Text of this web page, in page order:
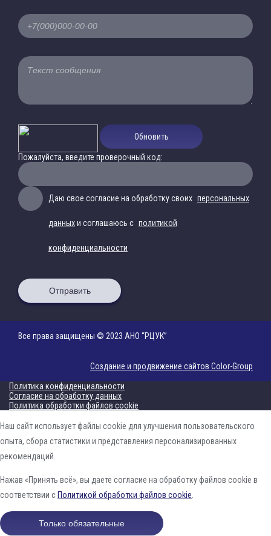
Обновить
Пожалуйста, введите проверочный код:
Даю свое согласие на обработку своих персональных
данныхи соглашаюсь с политикой
конфиденциальности
Отправить
Все права защищены © 2023 АНО “РЦУК”
Создание и продвижение сайтов Color-Group
Политика конфиденциальности
Согласие на обработку данных
Политика обработки файлов cookie
Наш сайт использует файлы cookie для улучшения пользовательского
опыта, сбора статистики и представления персонализированных
рекомендаций.
Нажав «Принять всё», вы даете согласие на обработку файлов cookie в
соответствии с Политикой обработки файлов cookie
Только обязательные